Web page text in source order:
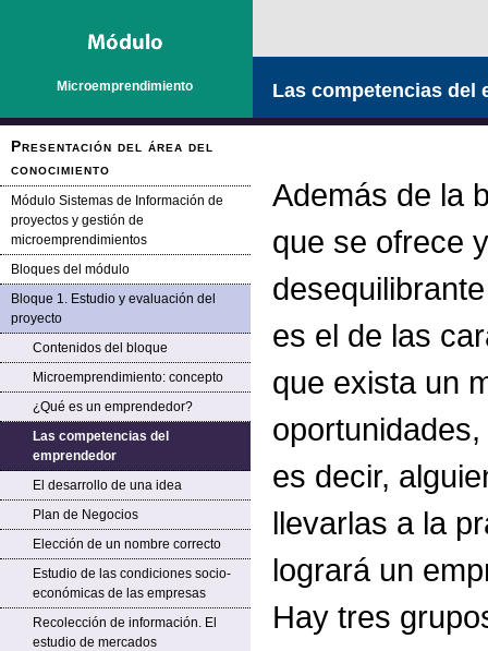
Microemprendimiento
Presentación del área del
conocimiento
Módulo Sistemas de Información de
proyectos y gestión de
microemprendimientos
Bloques del módulo
Bloque 1. Estudio y evaluación del
proyecto
Contenidos del bloque
Microemprendimiento: concepto
¿Qué es un emprendedor?
Las competencias del
emprendedor
El desarrollo de una idea
Plan de Negocios
Elección de un nombre correcto
Estudio de las condiciones socio-
económicas de las empresas
Recolección de información. El
estudio de mercados
Las competencias del
Además de la
que se ofrece
es el de las
que exista un
es decir,
llevarlas a la
logrará un
Hay tres